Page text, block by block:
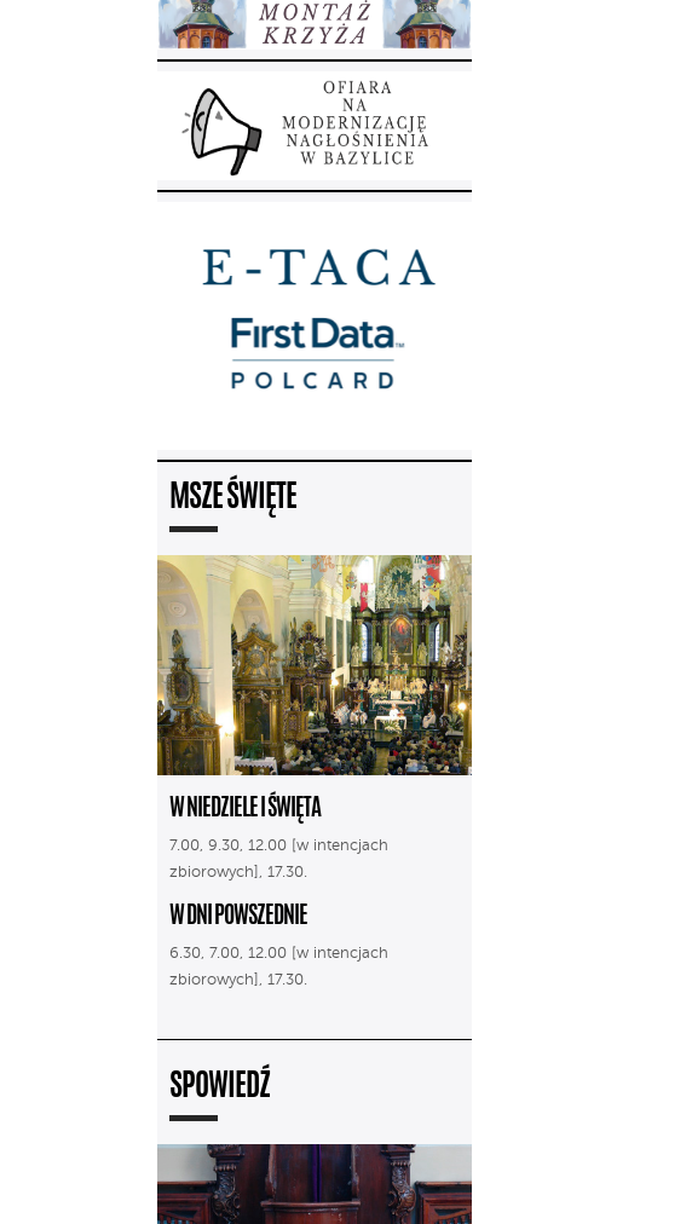
MSZE ŚWIĘTE
W NIEDZIELE I ŚWIĘTA
7.00, 9.30, 12.00 [w intencjach
zbiorowych], 17.30.
W DNI POWSZEDNIE
6.30, 7.00, 12.00 [w intencjach
zbiorowych], 17.30.
SPOWIEDŹ